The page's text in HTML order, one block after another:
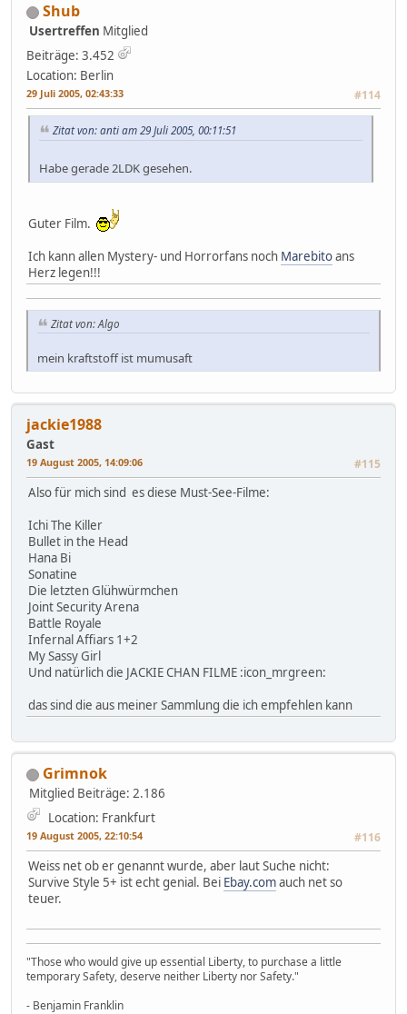
Shub
Usertreffen Mitglied
Beiträge: 3.452
Location: Berlin
29 Juli 2005, 02:43:33 #114
Zitat von: anti am 29 Juli 2005, 00:11:51
Habe gerade 2LDK gesehen.
Guter Film.
Ich kann allen Mystery- und Horrorfans noch Marebitoans
Herz legen!!!
Zitat von: Algo
mein kraftstoff ist mumusaft
jackie1988
Gast
19 August 2005, 14:09:06 #115
Also für mich sind es diese Must-See-Filme:
Ichi The Killer
Bullet in the Head
Hana Bi
Sonatine
Die letzten Glühwürmchen
Joint Security Arena
Battle Royale
Infernal Affiars 1+2
My Sassy Girl
Und natürlich die JACKIE CHAN FILME :icon_mrgreen:
das sind die aus meiner Sammlung die ich empfehlen kann
Grimnok
Mitglied Beiträge: 2.186
Location: Frankfurt
19 August 2005, 22:10:54 #116
Weiss net ob er genannt wurde, aber laut Suche nicht:
Survive Style 5+ ist echt genial. Bei Ebay.comauch net so
teuer.
"Those who would give up essential Liberty, to purchase a little
temporary Safety, deserve neither Liberty nor Safety."
- Benjamin Franklin